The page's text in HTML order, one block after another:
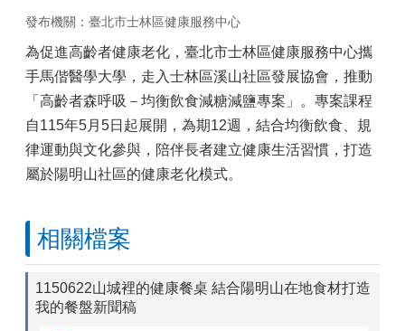
發布機關：臺北市士林區健康服務中心
為促進高齡者健康老化，臺北市士林區健康服務中心攜
手馬偕醫學大學，走入士林區溪山社區發展協會，推動
「高齡者森呼吸－均衡飲食減糖減鹽專案」。專案課程
自115年5月5日起展開，為期12週，結合均衡飲食、規
律運動與文化參與，陪伴長者建立健康生活習慣，打造
屬於陽明山社區的健康老化模式。
相關檔案
1150622山城裡的健康餐桌 結合陽明山在地食材打造
我的餐盤新聞稿